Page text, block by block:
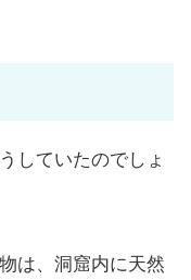
していたのでしょ
は、洞窟内に天然